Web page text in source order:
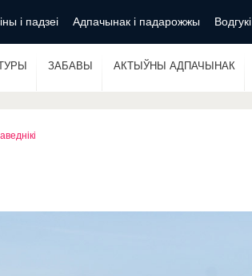
і падзеі Адпачынак і падарожжы Водгукі
ЗАБАВЫ АКТЫЎНЫ АДПАЧЫНАК